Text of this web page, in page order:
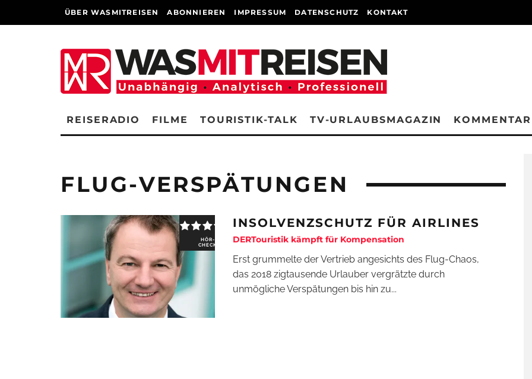
ÜBER WASMITREISEN ABONNIEREN IMPRESSUM DATENSCHUTZ KONTAKT
REISERADIO FILME TOURISTIK-TALK TV-URLAUBSMAGAZIN
FLUG-VERSPÄTUNGEN
HÖR-
CHECK
INSOLVENZSCHUTZ FÜR AIRLINES
DERTouristik kämpft für Kompensation
Erst grummelte der Vertrieb angesichts des Flug-Chaos,
das 2018 zigtausende Urlauber vergrätzte durch
unmögliche Verspätungen bis hin zu...